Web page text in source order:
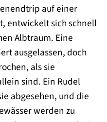
auf einer
entwickelt sich schnell
Albtraum. Eine
ausgelassen, doch
als sie
sind. Ein Rudel
abgesehen, und die
werden zu